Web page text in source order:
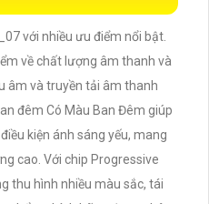
với nhiều ưu điểm nổi bật.
về chất lượng âm thanh và
âm và truyền tải âm thanh
đêm Có Màu Ban Đêm giúp
kiện ánh sáng yếu, mang
cao. Với chip Progressive
thu hình nhiều màu sắc, tái